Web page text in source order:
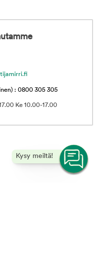
Kysy meiltä!
: 0800 305 305
Ke 10.00-17.00